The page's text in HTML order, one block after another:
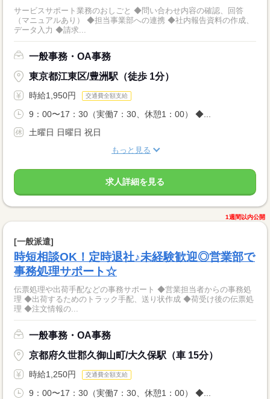
サービスサポート業務のおしごと ◆問い合わせ内容の確認、回答
（マニュアルあり） ◆担当事業部への連携 ◆社内報告資料の作成、
データ入力 ◆請求...
一般事務・OA事務
東京都江東区/豊洲駅（徒歩 1分）
時給1,950円 交通費全額支給
9：00〜17：30（実働7：30、休憩1：00） ◆...
土曜日 日曜日 祝日
もっと見る
求人詳細を見る
1週間以内公開
[一般派遣]
時短相談OK！定時退社♪未経験歓迎◎営業部で
事務処理サポート☆
伝票処理や出荷手配などの事務サポート ◆営業担当者からの事務処
理 ◆出荷するためのトラック手配、送り状作成 ◆荷受け後の伝票処
理 ◆注文情報の...
一般事務・OA事務
京都府久世郡久御山町/大久保駅（車 15分）
時給1,250円 交通費全額支給
9：00〜17：30（実働7：30、休憩1：00） ◆...